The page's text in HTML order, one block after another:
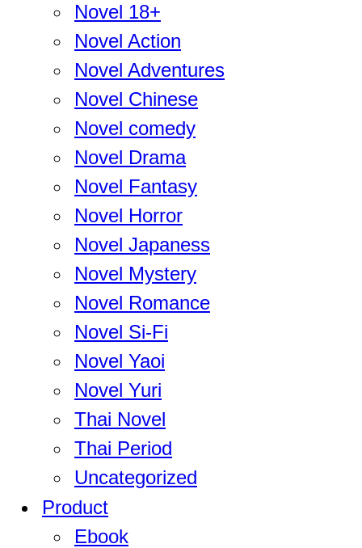
Novel 18+
Novel Action
Novel Adventures
Novel Chinese
Novel comedy
Novel Drama
Novel Fantasy
Novel Horror
Novel Japaness
Novel Mystery
Novel Romance
Novel Si-Fi
Novel Yaoi
Novel Yuri
Thai Novel
Thai Period
Uncategorized
Product
Ebook